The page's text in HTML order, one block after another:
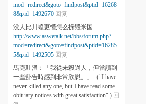
mod=redirect&goto=findpost&ptid=16268
8&pid=1492670 回复
没人比川蝗更懂怎么拆毁米国
http://www.aswetalk.net/bbs/forum.php?
mod=redirect&goto=findpost&ptid=16285
5&pid=1492505 回复
馬克吐溫：「我從未殺過人，但當讀到
一些訃告時感到非常欣慰。」（"I have
never killed any one, but I have read some
obituary notices with great satisfaction".) 回